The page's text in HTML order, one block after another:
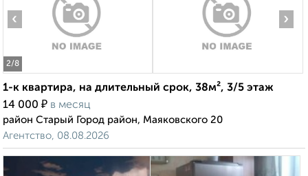
2/8
‹ ›
1-к квартира, на длительный срок, 38м², 3/5 этаж
14 000 ₽ в месяц
район Старый Город район, Маяковского 20
Агентство, 08.08.2026